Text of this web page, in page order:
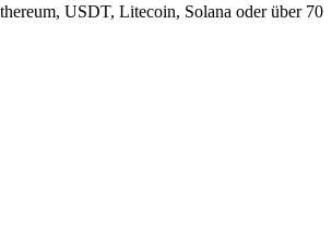
USDT, Litecoin, Solana oder über 70